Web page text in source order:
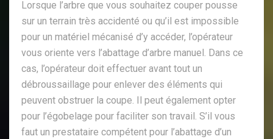
Lorsque l’arbre que vous souhaitez couper pousse
sur un terrain très accidenté ou qu’il est impossible
pour un matériel mécanisé d’y accéder, l’opérateur
vous oriente vers l’abattage d’arbre manuel. Dans ce
cas, l’opérateur doit effectuer avant tout un
débroussaillage pour enlever des éléments qui
peuvent obstruer la coupe. Il peut également opter
pour l’égobelage pour faciliter son travail. S’il vous
faut un prestataire compétent pour l’abattage d’un